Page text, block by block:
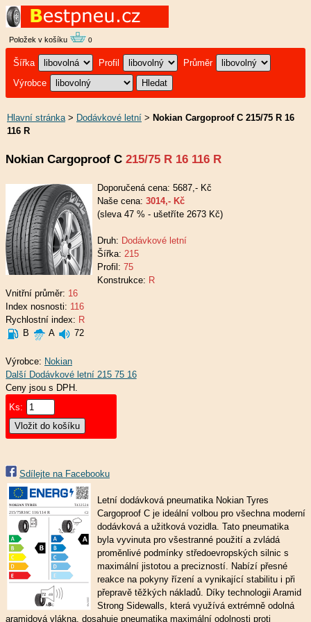
Položek v košíku 0
Šířka Profil
Průměr
Výrobce
Hlavní stránka> Dodávkové letní > Nokian Cargoproof C 215/75 R 16
116 R
Nokian Cargoproof C 215/75 R 16 116 R
Doporučená cena: 5687,- Kč
Naše cena: 3014,- Kč
(sleva 47 % - ušetříte 2673 Kč)
Druh: Dodávkové letní
Šířka: 215
Profil: 75
Konstrukce: R
Vnitřní průměr: 16
Index nosnosti: 116
Rychlostní index: R
B
A 72
Výrobce: Nokian
Ceny jsou s DPH.
Ks:
Sdílejte na Facebooku
Letní dodávková pneumatika Nokian Tyres
Cargoproof C je ideální volbou pro všechna moderní
dodávková a užitková vozidla. Tato pneumatika
byla vyvinuta pro všestranné použití a zvládá
proměnlivé podmínky středoevropských silnic s
maximální jistotou a precizností. Nabízí přesné
reakce na pokyny řízení a vynikající stabilitu i při
přepravě těžkých nákladů. Díky technologii Aramid
Strong Sidewalls, která využívá extrémně odolná
aramidová vlákna, dosahuje pneumatika maximální odolnosti proti